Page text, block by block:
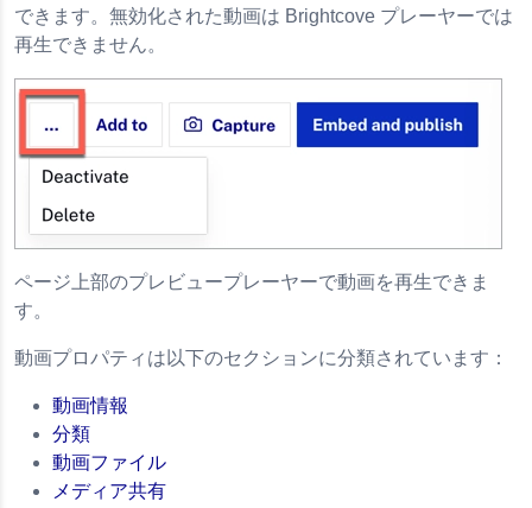
できます。無効化された動画は Brightcove プレーヤーでは
再生できません。
ページ上部のプレビュープレーヤーで動画を再生できま
す。
動画プロパティは以下のセクションに分類されています：
動画情報
分類
動画ファイル
メディア共有